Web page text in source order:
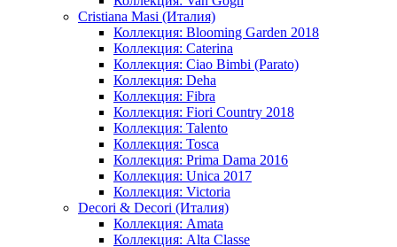
Cristiana Masi (Италия)
Коллекция: Blooming Garden 2018
Коллекция: Caterina
Коллекция: Ciao Bimbi (Parato)
Коллекция: Deha
Коллекция: Fibra
Коллекция: Fiori Country 2018
Коллекция: Talento
Коллекция: Tosca
Коллекция: Prima Dama 2016
Коллекция: Unica 2017
Коллекция: Victoria
Decori & Decori (Италия)
Коллекция: Amata
Коллекция: Alta Classe